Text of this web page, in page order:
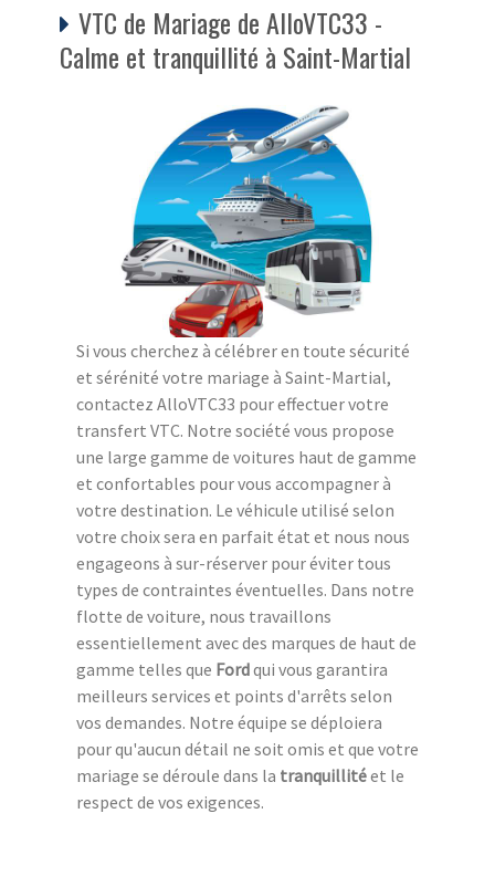
VTC de Mariage de AlloVTC33 -
Calme et tranquillité à Saint-Martial
Si vous cherchez à célébrer en toute sécurité
et sérénité votre mariage à Saint-Martial,
contactez AlloVTC33 pour effectuer votre
transfert VTC. Notre société vous propose
une large gamme de voitures haut de gamme
et confortables pour vous accompagner à
votre destination. Le véhicule utilisé selon
votre choix sera en parfait état et nous nous
engageons à sur-réserver pour éviter tous
types de contraintes éventuelles. Dans notre
flotte de voiture, nous travaillons
essentiellement avec des marques de haut de
gamme telles que Fordqui vous garantira
meilleurs services et points d'arrêts selon
vos demandes. Notre équipe se déploiera
pour qu'aucun détail ne soit omis et que votre
mariage se déroule dans la tranquillitéet le
respect de vos exigences.